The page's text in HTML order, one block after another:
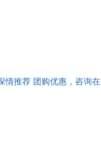
情推荐 团购优惠，咨询在